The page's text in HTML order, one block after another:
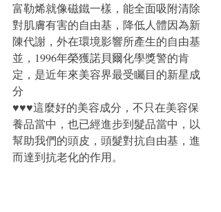
富勒烯就像磁鐵一樣，能全面吸附清除
對肌膚有害的自由基，降低人體因為新
陳代謝，外在環境影響所產生的自由基
並，1996年榮獲諾貝爾化學獎警的肯
定，是近年來美容界最受矚目的新星成
分
♥♥♥這麼好的美容成分，不只在美容保
養品當中，也已經進步到髮品當中，以
幫助我們的頭皮，頭髮對抗自由基，進
而達到抗老化的作用。